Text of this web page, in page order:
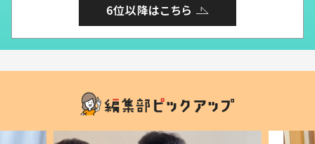
6位以降はこちら